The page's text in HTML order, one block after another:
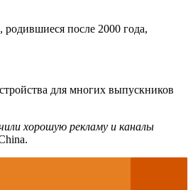
после 2000 года,
для многих выпускников
хорошую рекламу и каналы